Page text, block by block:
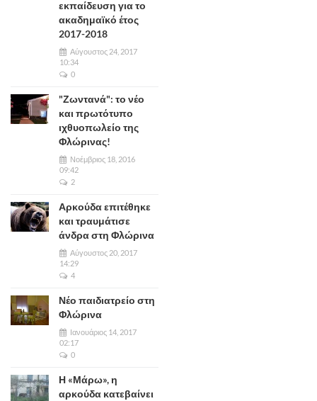
εκπαίδευση για το
ακαδημαϊκό έτος
2017-2018
Αύγουστος 24, 2017
10:34
0
"Ζωντανά": το νέο
και πρωτότυπο
ιχθυοπωλείο της
Φλώρινας!
Νοέμβριος 18, 2016
09:42
2
Αρκούδα επιτέθηκε
και τραυμάτισε
άνδρα στη Φλώρινα
Αύγουστος 20, 2017
14:29
4
Νέο παιδιατρείο στη
Φλώρινα
Ιανουάριος 14, 2017
02:17
0
Η «Μάρω», η
αρκούδα κατεβαίνει